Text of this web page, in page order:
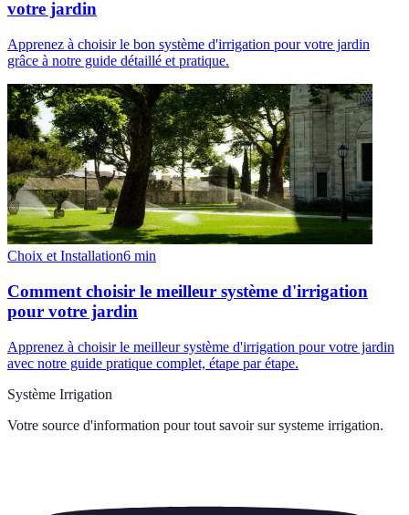
votre jardin
Apprenez à choisir le bon système d'irrigation pour votre jardin
grâce à notre guide détaillé et pratique.
Choix et Installation6 min
Comment choisir le meilleur système d'irrigation
pour votre jardin
Apprenez à choisir le meilleur système d'irrigation pour votre jardin
avec notre guide pratique complet, étape par étape.
Système Irrigation
Votre source d'information pour tout savoir sur systeme irrigation.